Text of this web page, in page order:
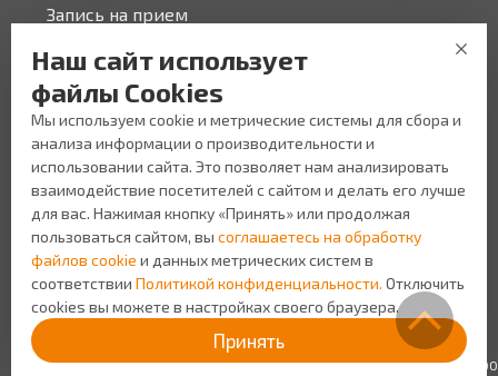
Запись на прием
О компании
О компании
Персонал
Новости
Прайс-лист на услуги
Уголок потребителя
Создание сайта Space App
Политика
конфиденциальности
ИП Шляхтинцев Н.В. ИНН: 645110566400
Наш сайт использует
файлы Cookies
Мы используем cookie и метрические системы для сбора и
анализа информации о производительности и
использовании сайта. Это позволяет нам анализировать
взаимодействие посетителей с сайтом и делать его лучше
для вас. Нажимая кнопку «Принять» или продолжая
пользоваться сайтом, вы соглашаетесь на обработку
файлов cookie и данных метрических систем в
соответствии Политикой конфиденциальности. Отключить
cookies вы можете в настройках своего браузера.
Принять